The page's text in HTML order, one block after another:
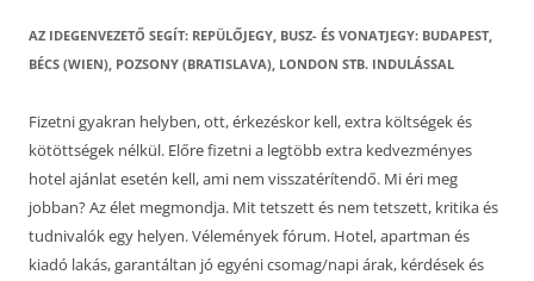
AZ IDEGENVEZETŐ SEGÍT: REPÜLŐJEGY, BUSZ- ÉS VONATJEGY: BUDAPEST,
BÉCS (WIEN), POZSONY (BRATISLAVA), LONDON STB. INDULÁSSAL
Fizetni gyakran helyben, ott, érkezéskor kell, extra költségek és
kötöttségek nélkül. Előre fizetni a legtöbb extra kedvezményes
hotel ajánlat esetén kell, ami nem visszatérítendő. Mi éri meg
jobban? Az élet megmondja. Mit tetszett és nem tetszett, kritika és
tudnivalók egy helyen. Vélemények fórum. Hotel, apartman és
kiadó lakás, garantáltan jó egyéni csomag/napi árak, kérdések és